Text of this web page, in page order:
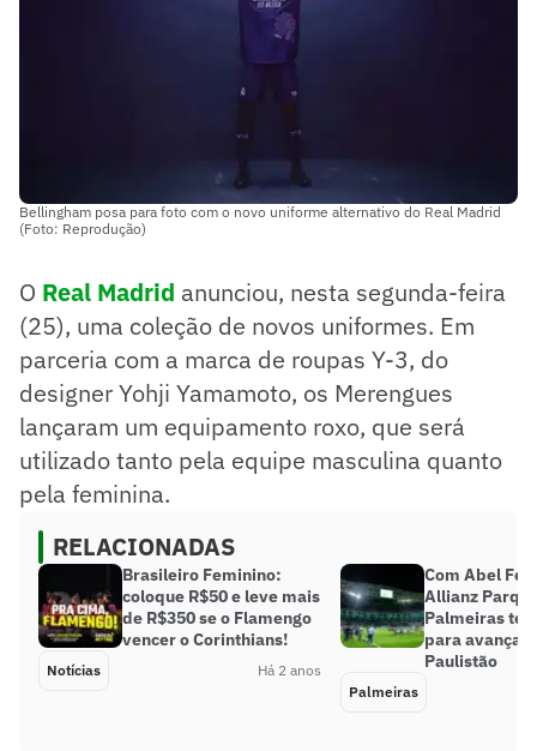
Bellingham posa para foto com o novo uniforme alternativo do Real Madrid
(Foto: Reprodução)
O Real Madrid anunciou, nesta segunda-feira
(25), uma coleção de novos uniformes. Em
parceria com a marca de roupas Y-3, do
designer Yohji Yamamoto, os Merengues
lançaram um equipamento roxo, que será
utilizado tanto pela equipe masculina quanto
pela feminina.
RELACIONADAS
Brasileiro Feminino:
coloque R$50 e leve mais
de R$350 se o Flamengo
vencer o Corinthians!
Notícias Há 2 anos
Com Abel
Allianz
Palmeiras
para avançar
Paulistão
Palmeiras